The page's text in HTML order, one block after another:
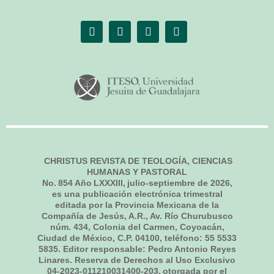
CHRISTUS REVISTA DE TEOLOGÍA, CIENCIAS
HUMANAS Y PASTORAL
No. 854Año LXXXIII, julio-septiembre de 2026,
es una publicación electrónica trimestral
editada por la Provincia Mexicana de la
Compañía de Jesús, A.R., Av. Río Churubusco
núm. 434, Colonia del Carmen, Coyoacán,
Ciudad de México, C.P. 04100, teléfono: 55 5533
5835. Editor responsable: Pedro Antonio Reyes
Linares. Reserva de Derechos al Uso Exclusivo
04-2023-011210031400-203, otorgada por el